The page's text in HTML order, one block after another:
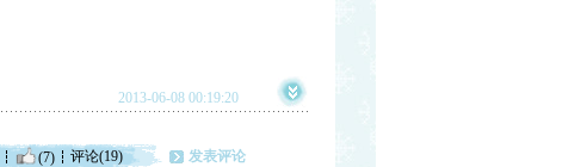
2013-06-08 00:19:20
(7) 评论(19) 发表评论